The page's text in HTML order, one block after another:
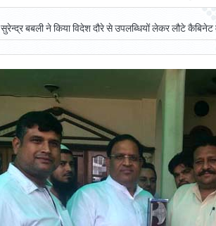
सुरेन्द्र बबली ने किया विदेश दौरे से उपलब्धियों लेकर लौटे कैबिनेट